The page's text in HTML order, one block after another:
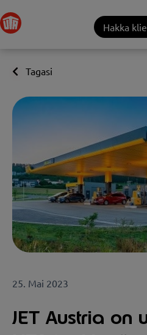
Hakka
Tagasi
25. Mai 2023
JET Austria on